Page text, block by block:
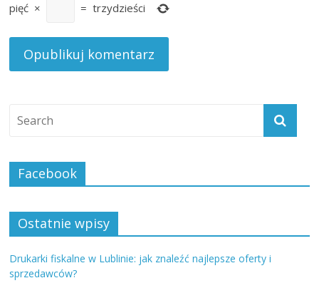
pięć × = trzydzieści
Facebook
Ostatnie wpisy
Drukarki fiskalne w Lublinie: jak znaleźć najlepsze oferty i
sprzedawców?